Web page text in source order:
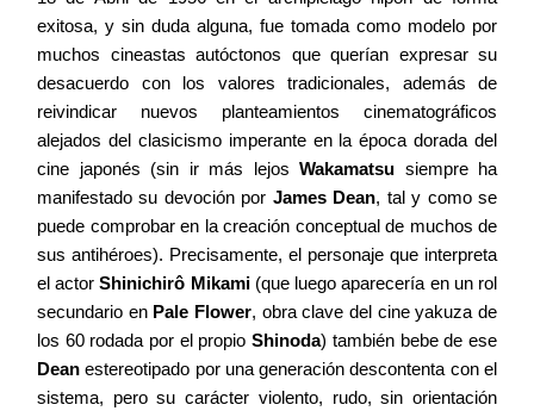
exitosa, y sin duda alguna, fue tomada como modelo por
muchos cineastas autóctonos que querían expresar su
desacuerdo con los valores tradicionales, además de
reivindicar nuevos planteamientos cinematográficos
alejados del clasicismo imperante en la época dorada del
cine japonés (sin ir más lejos Wakamatsu siempre ha
manifestado su devoción por James Dean, tal y como se
puede comprobar en la creación conceptual de muchos de
sus antihéroes). Precisamente, el personaje que interpreta
el actorShinichirô Mikami(que luego aparecería en un rol
secundario en Pale Flower, obra clave del cine yakuza de
los 60 rodada por el propioShinoda) también bebe de ese
Dean estereotipado por una generación descontenta con el
sistema, pero su carácter violento, rudo, sin orientación